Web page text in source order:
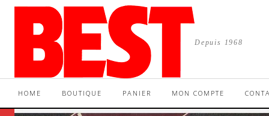
Depuis 1968
HOME BOUTIQUE PANIER MON COMPTE